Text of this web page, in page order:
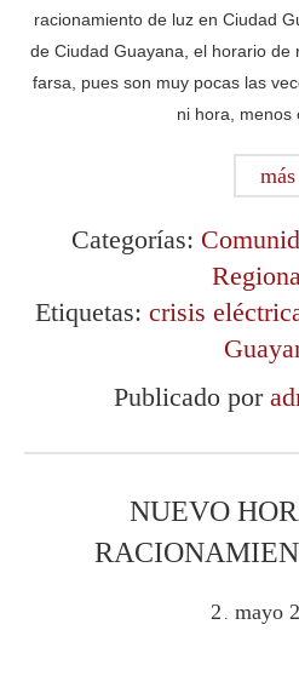
racionamiento de luz en Ciudad
de Ciudad Guayana, el horario de
farsa, pues son muy pocas las
ni hora,
más
Categorías:
Etiquetas: crisis
Publicado por
NUEVO
2 mayo